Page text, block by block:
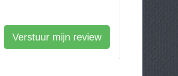
Verstuur mijn review